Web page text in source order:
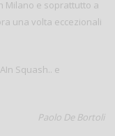
Milano e soprattutto a
una volta eccezionali
Squash.. e
Paolo De Bortoli